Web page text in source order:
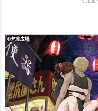
引用元：